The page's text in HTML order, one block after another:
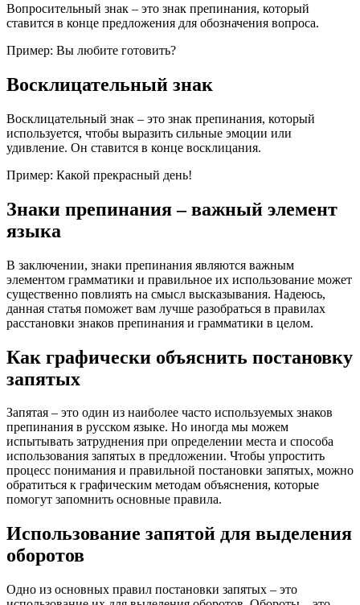
Вопросительный знак – это знак препинания, который
ставится в конце предложения для обозначения вопроса.
Пример: Вы любите готовить?
Восклицательный знак
Восклицательный знак – это знак препинания, который
используется, чтобы выразить сильные эмоции или
удивление. Он ставится в конце восклицания.
Пример: Какой прекрасный день!
Знаки препинания – важный элемент
языка
В заключении, знаки препинания являются важным
элементом грамматики и правильное их использование может
существенно повлиять на смысл высказывания. Надеюсь,
данная статья поможет вам лучше разобраться в правилах
расстановки знаков препинания и грамматики в целом.
Как графически объяснить постановку
запятых
Запятая – это один из наиболее часто используемых знаков
препинания в русском языке. Но иногда мы можем
испытывать затруднения при определении места и способа
использования запятых в предложении. Чтобы упростить
процесс понимания и правильной постановки запятых, можно
обратиться к графическим методам объяснения, которые
помогут запомнить основные правила.
Использование запятой для выделения
оборотов
Одно из основных правил постановки запятых – это